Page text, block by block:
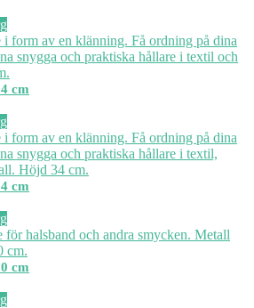
cm
cm
cm